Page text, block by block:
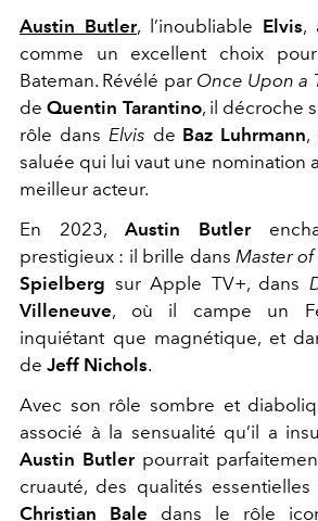
Austin Butler, l’inoubliable Elvis,
comme un excellent choix
Bateman. Révélé par Once Upon a
deQuentin Tarantino, il décroche
rôle dans Elvis de Baz Luhrmann,
saluée qui lui vaut une nomination
meilleur acteur.
En 2023, Austin Butler
prestigieux : il brille dans Master
Spielberg sur Apple TV+, dans
Villeneuve, où il campe un
inquiétant que magnétique, et
de Jeff Nichols.
Avec son rôle sombre et
associé à la sensualité qu’il a
Austin Butler pourrait
cruauté, des qualités
Christian Bale dans le rôle